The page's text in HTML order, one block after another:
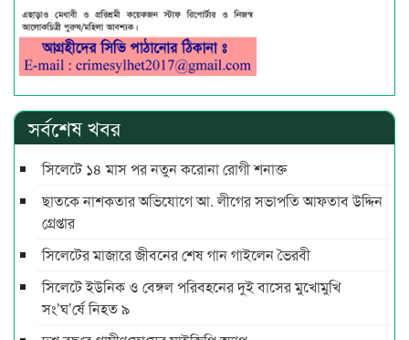
সর্বশেষ খবর
সিলেটে ১৪ মাস পর নতুন করোনা রোগী শনাক্ত
ছাতকে নাশকতার অভিযোগে আ. লীগের সভাপ‌তি আফতাব উদ্দিন
গ্রেপ্তার
সিলেটের মাজারে জীবনের শেষ গান গাইলেন ভৈরবী
সিলেটে ইউনিক ও বেঙ্গল পরিবহনের দুই বাসের মুখোমুখি
সং’ঘ’র্ষে নিহত ৯